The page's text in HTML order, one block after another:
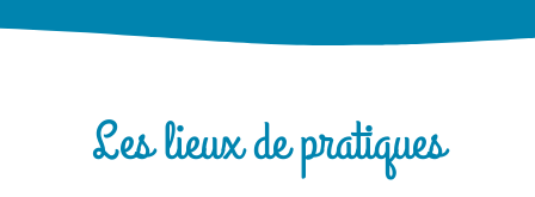
Les lieux de pratiques